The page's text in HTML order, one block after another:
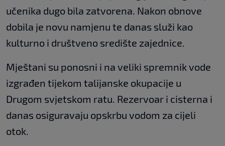
učenika dugo bila zatvorena. Nakon obnove
dobila je novu namjenu te danas služi kao
kulturno i društveno središte zajednice.
Mještani su ponosni i na veliki spremnik vode
izgrađen tijekom talijanske okupacije u
Drugom svjetskom ratu. Rezervoar i cisterna i
danas osiguravaju opskrbu vodom za cijeli
otok.